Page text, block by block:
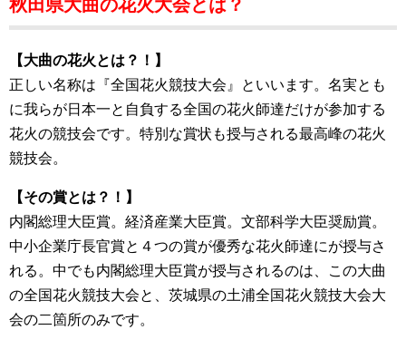
秋田県大曲の花火大会とは？
【大曲の花火とは？！】
正しい名称は『全国花火競技大会』といいます。名実とも
に我らが日本一と自負する全国の花火師達だけが参加する
花火の競技会です。特別な賞状も授与される最高峰の花火
競技会。
【その賞とは？！】
内閣総理大臣賞。経済産業大臣賞。文部科学大臣奨励賞。
中小企業庁長官賞と４つの賞が優秀な花火師達にが授与さ
れる。中でも内閣総理大臣賞が授与されるのは、この大曲
の全国花火競技大会と、茨城県の土浦全国花火競技大会大
会の二箇所のみです。